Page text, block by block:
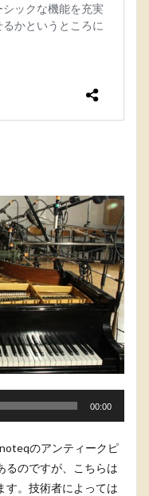
00:00
のアンティークピ
るのですが、こちらは
す。技術者によっては